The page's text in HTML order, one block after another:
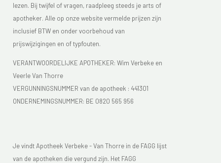
lezen. Bij twijfel of vragen, raadpleeg steeds je arts of
apotheker. Alle op onze website vermelde prijzen zijn
inclusief BTW en onder voorbehoud van
prijswijzigingen en of typfouten.
VERANTWOORDELIJKE APOTHEKER: Wim Verbeke en
Veerle Van Thorre
VERGUNNINGSNUMMER van de apotheek : 441301
ONDERNEMINGSNUMMER: BE 0820 565 956
Je vindt Apotheek Verbeke - Van Thorre in de FAGG lijst
van de apotheken die vergund zijn. Het FAGG